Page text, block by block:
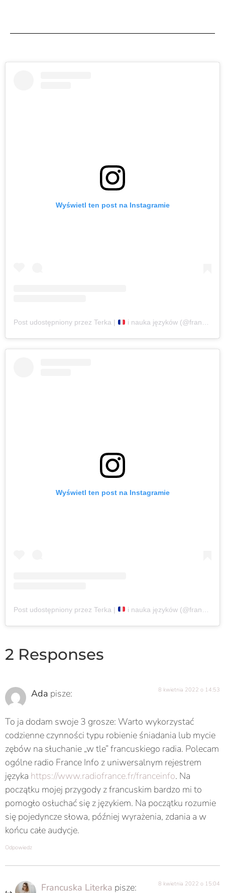
Wyświetl ten post na Instagramie
Post udostępniony przez Terka | i nauka języków (@francuska.literka)
Wyświetl ten post na Instagramie
Post udostępniony przez Terka | i nauka języków (@francuska.literka)
2 Responses
Ada pisze: 8 kwietnia 2022 o 14:53
To ja dodam swoje 3 grosze: Warto wykorzystać
codzienne czynności typu robienie śniadania lub mycie
zębów na słuchanie „w tle” francuskiego radia. Polecam
ogólne radio France Info z uniwersalnym rejestrem
języka https://www.radiofrance.fr/franceinfo. Na
początku mojej przygody z francuskim bardzo mi to
pomogło osłuchać się z językiem. Na początku rozumie
się pojedyncze słowa, później wyrażenia, zdania a w
końcu całe audycje.
Odpowiedz
Francuska Literka pisze: 8 kwietnia 2022 o 15:04